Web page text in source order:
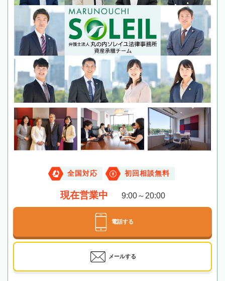
全国対応 初回相談無料
現在営業中 9:00～20:00
電話する
メールする